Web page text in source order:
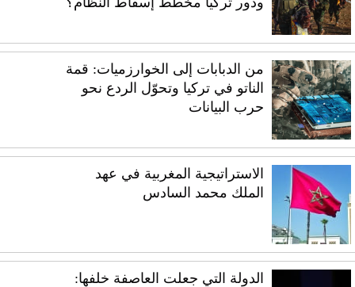
من الدبابات إلى الخوارزميات: قمة
الناتو في تركيا وتحوّل الردع نحو
حرب البيانات
الاستراتيجية المغربية في عهد
الملك محمد السادس
الدولة التي جعلت العاصفة خلفها: